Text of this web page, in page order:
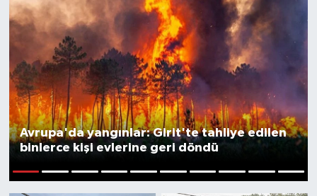
Avrupa'da yangınlar: Girit'te tahliye edilen
binlerce kişi evlerine geri döndü